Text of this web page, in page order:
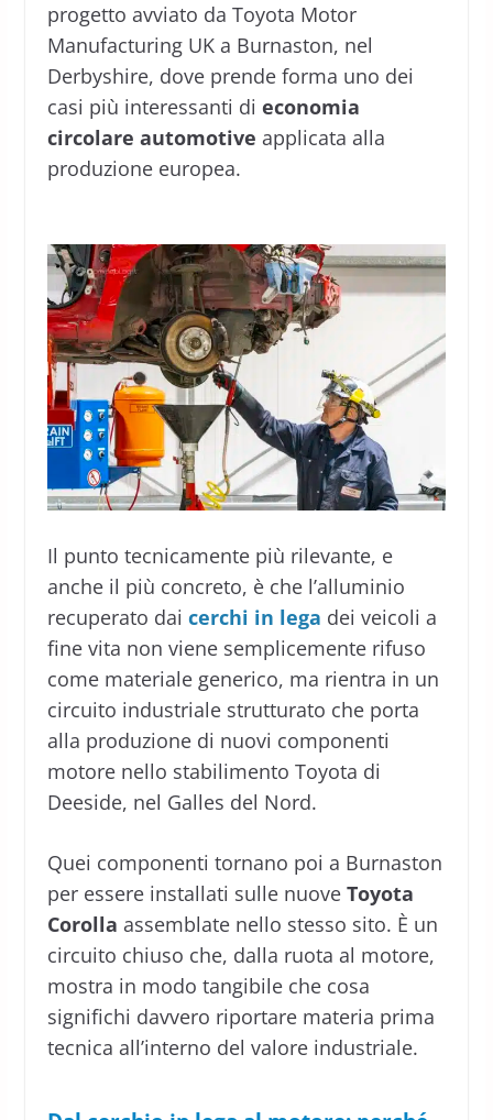
progetto avviato da Toyota Motor
Manufacturing UK a Burnaston, nel
Derbyshire, dove prende forma uno dei
casi più interessanti di economia
circolare automotive applicata alla
produzione europea.
Il punto tecnicamente più rilevante, e
anche il più concreto, è che l’alluminio
recuperato dai cerchi in lega dei veicoli a
fine vita non viene semplicemente rifuso
come materiale generico, ma rientra in un
circuito industriale strutturato che porta
alla produzione di nuovi componenti
motore nello stabilimento Toyota di
Deeside, nel Galles del Nord.
Quei componenti tornano poi a Burnaston
per essere installati sulle nuove Toyota
Corolla assemblate nello stesso sito. È un
circuito chiuso che, dalla ruota al motore,
mostra in modo tangibile che cosa
significhi davvero riportare materia prima
tecnica all’interno del valore industriale.